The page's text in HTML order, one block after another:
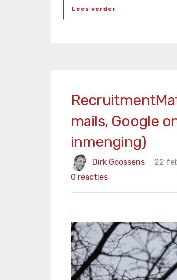
Lees verder
mails, Google
inmenging)
Dirk Goossens 22
0 reacties